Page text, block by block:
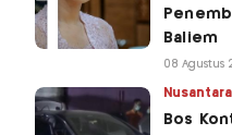
Baliem
08 Agustus
Nusantara
Bos